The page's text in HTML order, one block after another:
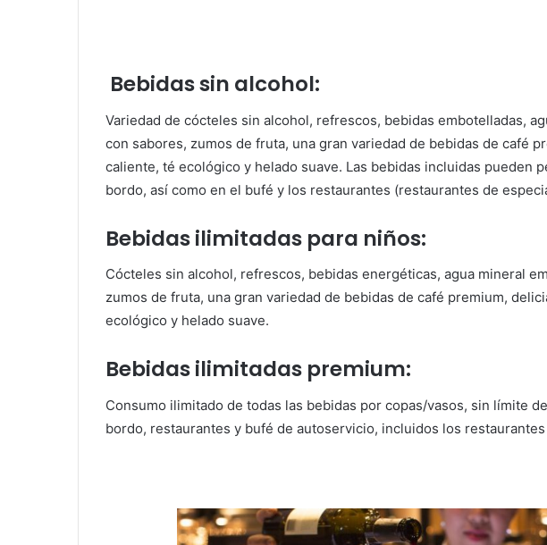
Bebidas sin alcohol:
Variedad de cócteles sin alcohol, refrescos, bebidas embotelladas,
con sabores, zumos de fruta, una gran variedad de bebidas de café
caliente, té ecológico y helado suave. Las bebidas incluidas pueden
bordo, así como en el bufé y los restaurantes (restaurantes de
Bebidas ilimitadas para niños:
Cócteles sin alcohol, refrescos, bebidas energéticas, agua mineral
zumos de fruta, una gran variedad de bebidas de café premium,
ecológico y helado suave.
Bebidas ilimitadas premium:
Consumo ilimitado de todas las bebidas por copas/vasos, sin límite
bordo, restaurantes y bufé de autoservicio, incluidos los